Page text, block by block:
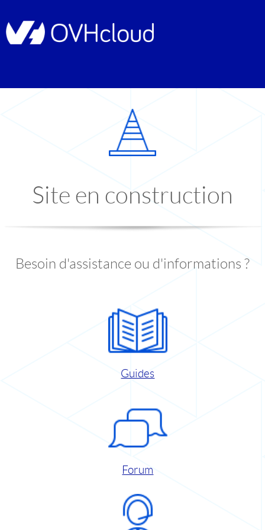
Site en construction
Besoin d'assistance ou d'informations ?
Guides
Forum